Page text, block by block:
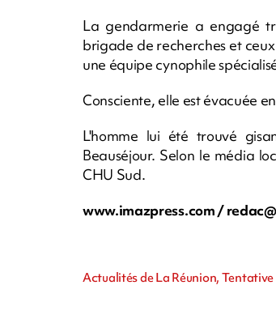
La gendarmerie a engagé
brigade de recherches et
une équipe cynophile
Consciente, elle est évacuée
L'homme lui été trouvé
Beauséjour. Selon le média
CHU Sud.
www.imazpress.com /
Actualités de La Réunion,